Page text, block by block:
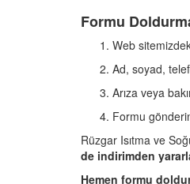
Formu
Web
Ad, soyad,
Arıza veya
Formu
Rüzgar Isıtma ve
de indirimden
Hemen formu